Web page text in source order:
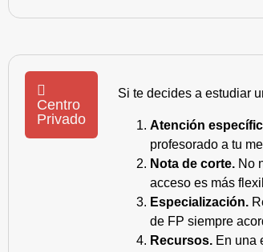
Centro
Privado
Si te decides a estudiar
Atención
profesorado a tu
Nota de corte. No
acceso es más
Especialización.
de FP siempre
Recursos. En una